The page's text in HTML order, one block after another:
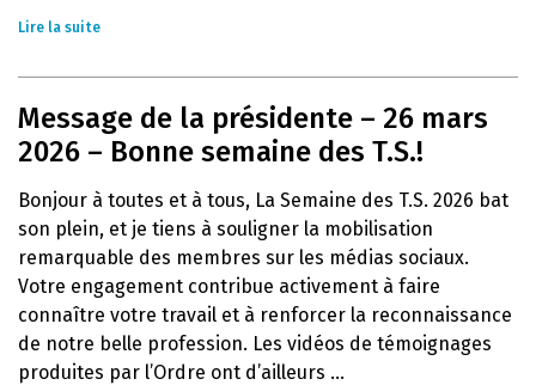
Lire la suite
Message de la présidente – 26 mars
2026 – Bonne semaine des T.S.!
Bonjour à toutes et à tous, La Semaine des T.S. 2026 bat
son plein, et je tiens à souligner la mobilisation
remarquable des membres sur les médias sociaux.
Votre engagement contribue activement à faire
connaître votre travail et à renforcer la reconnaissance
de notre belle profession. Les vidéos de témoignages
produites par l’Ordre ont d’ailleurs ...